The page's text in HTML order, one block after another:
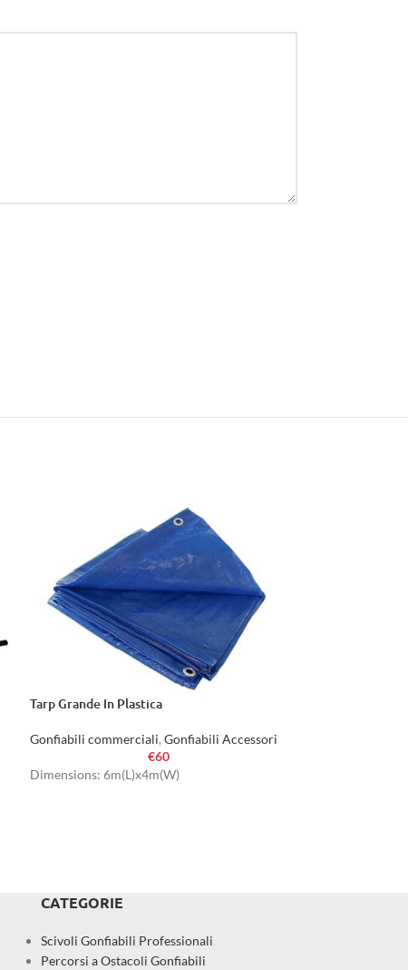
Tarp Grande In Plastica
Gonfiabili commerciali, Gonfiabili Accessori
€60
Dimensions: 6m(L)x4m(W)
CATEGORIE
Scivoli Gonfiabili Professionali
Percorsi a Ostacoli Gonfiabili